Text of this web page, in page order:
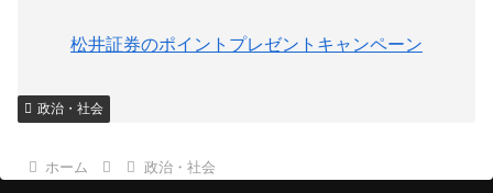
松井証券のポイントプレゼントキャンペーン
政治・社会
ホーム 政治・社会